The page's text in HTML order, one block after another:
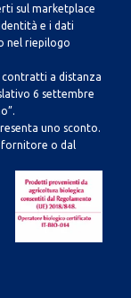
sul marketplace
e i dati
nel riepilogo
a distanza
6 settembre
uno sconto.
fornitore o dal